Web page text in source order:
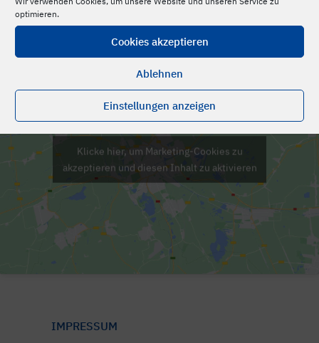
optimieren.
Cookies akzeptieren
Ablehnen
Einstellungen anzeigen
+49 89 / 944 17 69-0
Klicke hier, um Marketing-Cookies zu
akzeptieren und diesen Inhalt zu aktivieren
IMPRESSUM